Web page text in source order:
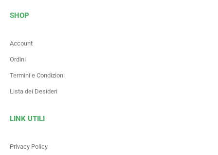
SHOP
Account
Ordini
Termini e Condizioni
Lista dei Desideri
LINK UTILI
Privacy Policy